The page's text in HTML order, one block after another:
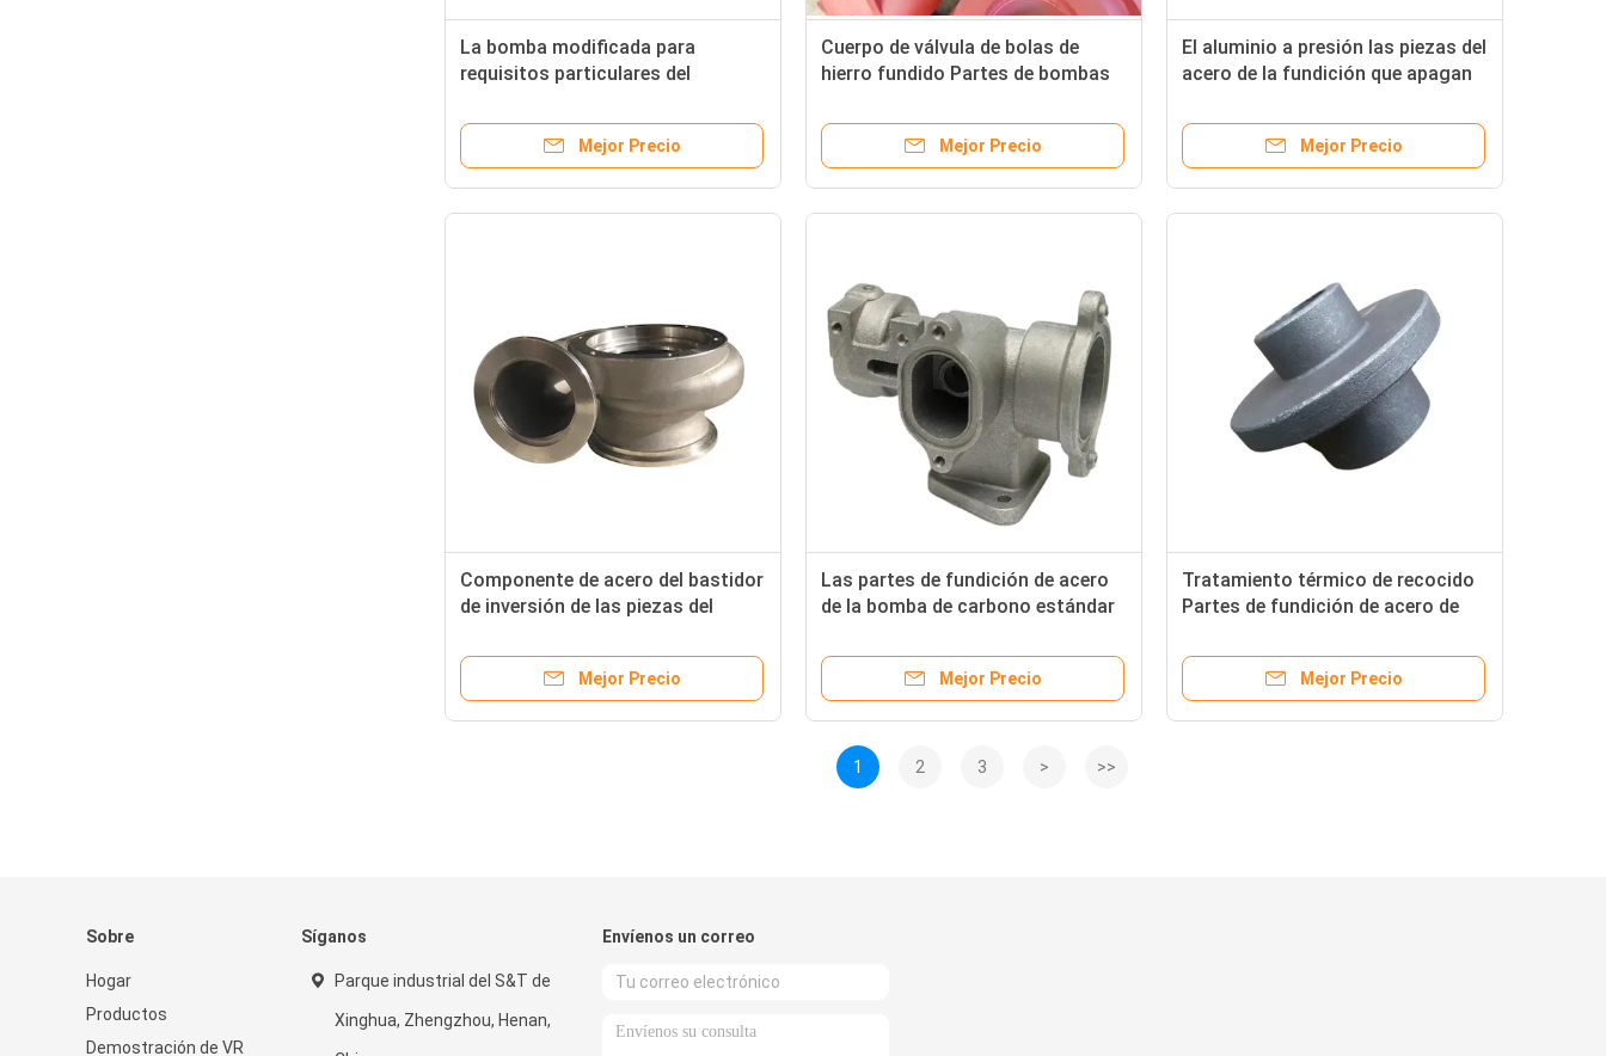
La bomba modificada para
requisitos particulares del
aluminio como tamaño y peso
Mejor Precio
Cuerpo de válvula de bolas de
hierro fundido Partes de bombas
industria de las válvulas y bombas
Mejor Precio
El aluminio a presión las piezas del
acero de la fundición que apagan
Mejor Precio
Componente de acero del bastidor
de inversión de las piezas del
del OEM para la maquinaria
Mejor Precio
Las partes de fundición de acero
de la bomba de carbono estándar
Mejor Precio
Tratamiento térmico de recocido
Partes de fundición de acero de
precisión
Mejor Precio
1 2 3 > >>
Sobre
Hogar
Productos
Demostración de VR
Síganos
Parque industrial del S&T de
Xinghua, Zhengzhou, Henan,
Envíenos un correo